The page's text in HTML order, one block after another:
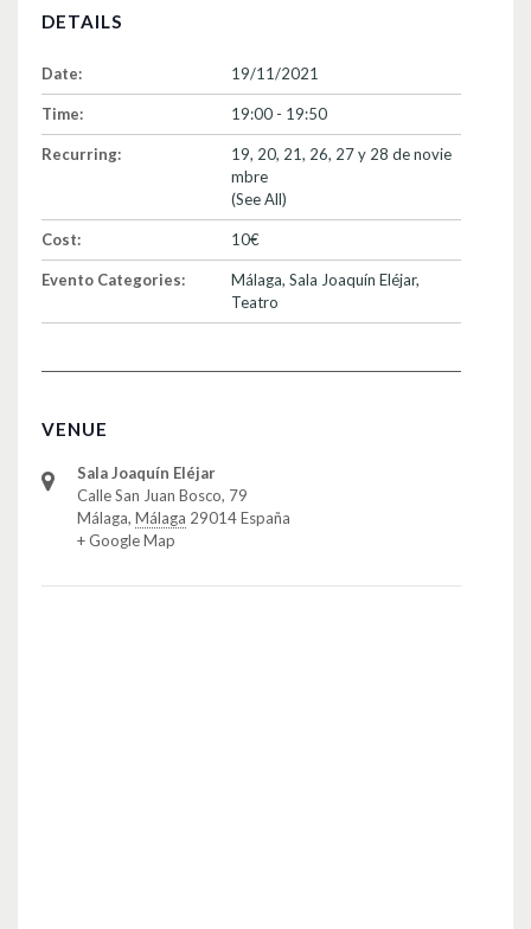
DETAILS
Date: 19/11/2021
Time: 19:00 - 19:50
Recurring:
19, 20, 21, 26, 27 y 28 de novie
mbre
(See All)
Cost: 10€
Evento Categories: Málaga, Sala Joaquín Eléjar,
Teatro
VENUE
Sala Joaquín Eléjar
Calle San Juan Bosco, 79
Málaga, Málaga 29014España
+ Google Map